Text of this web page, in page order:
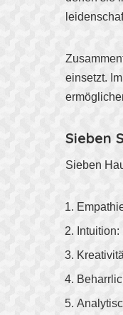
einsetzt.
Sieben
Sieben